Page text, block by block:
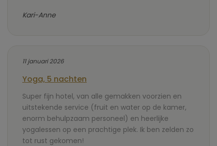
Kari-Anne
11 januari 2026
Yoga, 5 nachten
Super fijn hotel, van alle gemakken voorzien en
uitstekende service (fruit en water op de kamer,
enorm behulpzaam personeel) en heerlijke
yogalessen op een prachtige plek. Ik ben zelden zo
tot rust gekomen!